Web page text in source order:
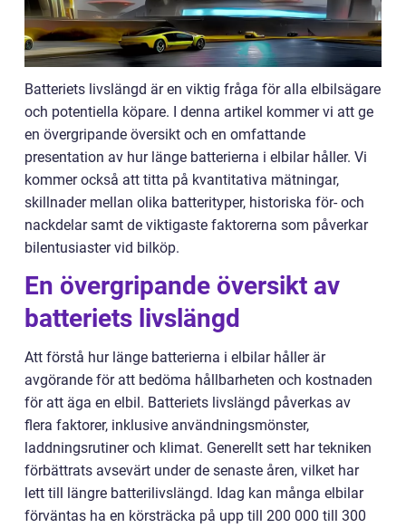
Batteriets livslängd är en viktig fråga för alla elbilsägare
och potentiella köpare. I denna artikel kommer vi att ge
en övergripande översikt och en omfattande
presentation av hur länge batterierna i elbilar håller. Vi
kommer också att titta på kvantitativa mätningar,
skillnader mellan olika batterityper, historiska för- och
nackdelar samt de viktigaste faktorerna som påverkar
bilentusiaster vid bilköp.
En övergripande översikt av
batteriets livslängd
Att förstå hur länge batterierna i elbilar håller är
avgörande för att bedöma hållbarheten och kostnaden
för att äga en elbil. Batteriets livslängd påverkas av
flera faktorer, inklusive användningsmönster,
laddningsrutiner och klimat. Generellt sett har tekniken
förbättrats avsevärt under de senaste åren, vilket har
lett till längre batterilivslängd. Idag kan många elbilar
förväntas ha en körsträcka på upp till 200 000 till 300